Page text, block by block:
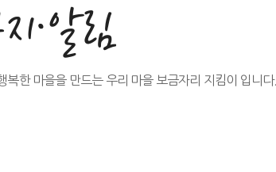
·알림
복한 마을을 만드는 우리 마을 보금자리 지킴이 입니다.